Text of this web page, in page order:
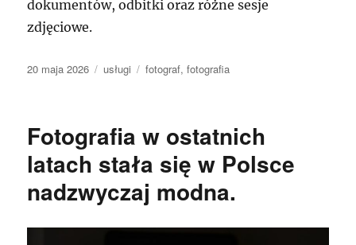
dokumentów, odbitki oraz różne sesje
zdjęciowe.
Data
20 maja 2026 Kategorie
usługi Tagi
fotograf,fotografia
Fotografia w ostatnich
latach stała się w Polsce
nadzwyczaj modna.